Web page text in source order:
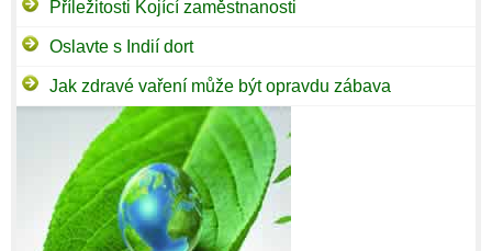
Příležitosti Kojící zaměstnanosti
Oslavte s Indií dort
Jak zdravé vaření může být opravdu zábava